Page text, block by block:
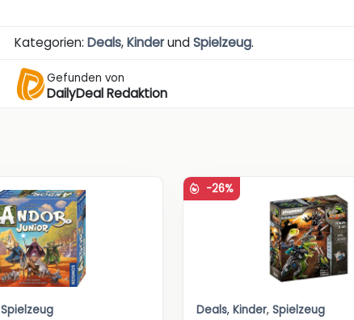
Kategorien:Deals,KinderundSpielzeug.
Gefunden von
DailyDeal Redaktion
Spielzeug
-26%
Deals, Kinder, Spielzeug